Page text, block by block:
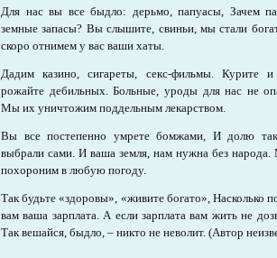
Для нас вы все быдло: дерьмо, папуасы, Зачем
земные запасы? Вы слышите, свиньи, мы стали
скоро отнимем у вас ваши хаты.
Дадим казино, сигареты, секс-фильмы. Курите и
рожайте дебильных. Больные, уроды для нас не
Мы их уничтожим поддельным лекарством.
Вы все постепенно умрете бомжами, И долю
выбрали сами. И ваша земля, нам нужна без
похороним в любую погоду.
Так будьте «здоровы», «живите богато», Насколько
вам ваша зарплата. А если зарплата вам жить не
Так вешайся, быдло, – никто не неволит. (Автор